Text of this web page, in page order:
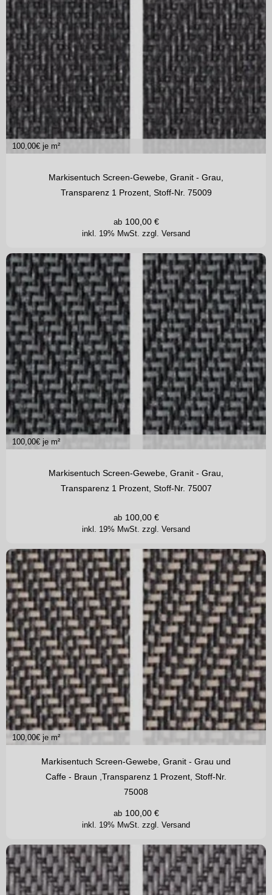
100,00€ je m²
Markisentuch Screen-Gewebe, Granit - Grau,
Transparenz 1 Prozent, Stoff-Nr. 75009
inkl. 19% MwSt. zzgl. Versand
ab 100,00€
100,00€ je m²
Markisentuch Screen-Gewebe, Granit - Grau,
Transparenz 1 Prozent, Stoff-Nr. 75007
inkl. 19% MwSt. zzgl. Versand
ab 100,00€
100,00€ je m²
Markisentuch Screen-Gewebe, Granit - Grau und
Caffe - Braun ,Transparenz 1 Prozent, Stoff-Nr.
75008
inkl. 19% MwSt. zzgl. Versand
ab 100,00€